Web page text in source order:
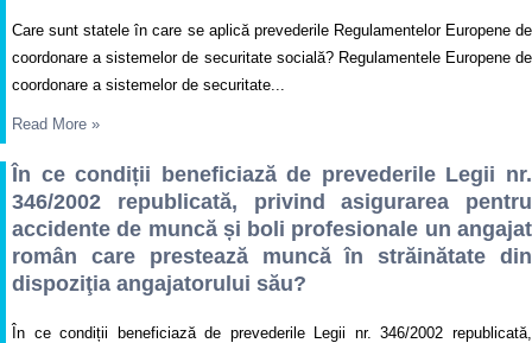
Care sunt statele în care se aplică prevederile Regulamentelor Europene de
coordonare a sistemelor de securitate socială? Regulamentele Europene de
coordonare a sistemelor de securitate...
Read More »
În ce condiții beneficiază de prevederile Legii nr.
346/2002 republicată, privind asigurarea pentru
accidente de muncă și boli profesionale un angajat
român care prestează muncă în străinătate din
dispoziţia angajatorului său?
În ce condiții beneficiază de prevederile Legii nr. 346/2002 republicată,